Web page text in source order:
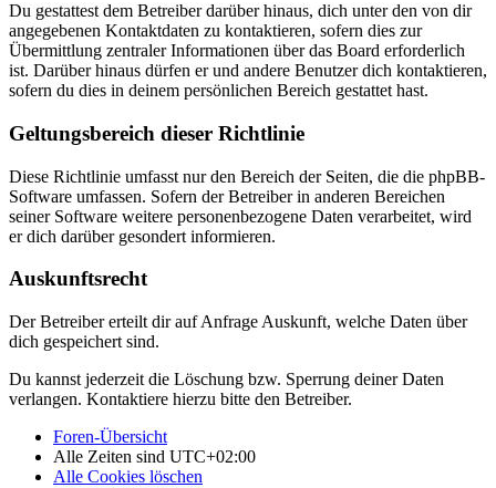
Du gestattest dem Betreiber darüber hinaus, dich unter den von dir
angegebenen Kontaktdaten zu kontaktieren, sofern dies zur
Übermittlung zentraler Informationen über das Board erforderlich
ist. Darüber hinaus dürfen er und andere Benutzer dich kontaktieren,
sofern du dies in deinem persönlichen Bereich gestattet hast.
Geltungsbereich dieser Richtlinie
Diese Richtlinie umfasst nur den Bereich der Seiten, die die phpBB-
Software umfassen. Sofern der Betreiber in anderen Bereichen
seiner Software weitere personenbezogene Daten verarbeitet, wird
er dich darüber gesondert informieren.
Auskunftsrecht
Der Betreiber erteilt dir auf Anfrage Auskunft, welche Daten über
dich gespeichert sind.
Du kannst jederzeit die Löschung bzw. Sperrung deiner Daten
verlangen. Kontaktiere hierzu bitte den Betreiber.
Foren-Übersicht
Alle Zeiten sind UTC+02:00
Alle Cookies löschen